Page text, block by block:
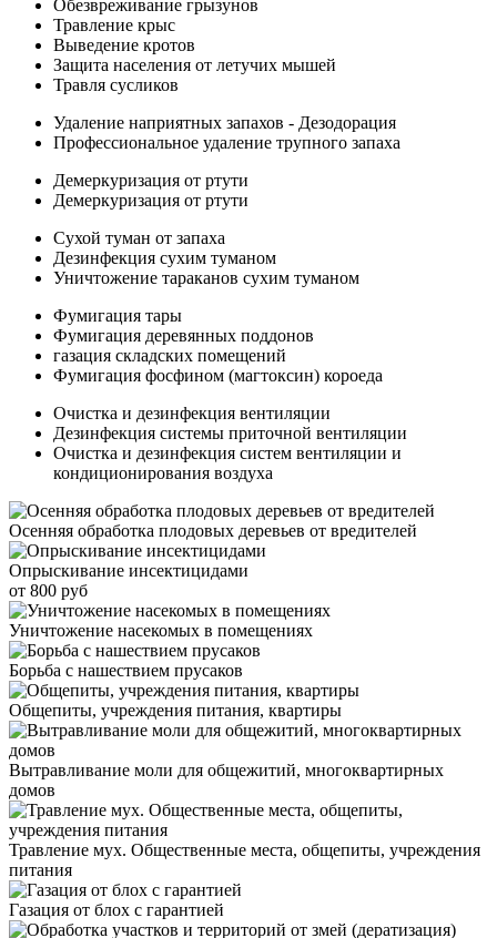
Обезвреживание грызунов
Травление крыс
Выведение кротов
Защита населения от летучих мышей
Травля сусликов
Удаление наприятных запахов - Дезодорация
Профессиональное удаление трупного запаха
Демеркуризация от ртути
Демеркуризация от ртути
Сухой туман от запаха
Дезинфекция сухим туманом
Уничтожение тараканов сухим туманом
Фумигация тары
Фумигация деревянных поддонов
газация складских помещений
Фумигация фосфином (магтоксин) короеда
Очистка и дезинфекция вентиляции
Дезинфекция системы приточной вентиляции
Очистка и дезинфекция систем вентиляции и
кондиционирования воздуха
Осенняя обработка плодовых деревьев от вредителей
Опрыскивание инсектицидами
от 800 руб
Уничтожение насекомых в помещениях
Борьба с нашествием прусаков
Общепиты, учреждения питания, квартиры
Вытравливание моли для общежитий, многоквартирных
домов
Травление мух. Общественные места, общепиты, учреждения
питания
Газация от блох с гарантией